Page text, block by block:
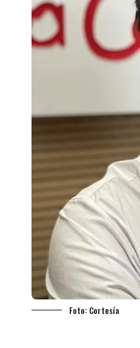
Foto: Cortesía